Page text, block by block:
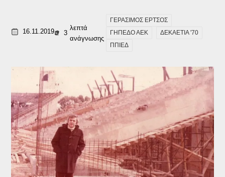
16.11.2019 3
λεπτά
ανάγνωσης
ΓΕΡΑΣΙΜΟΣ ΕΡΤΣΟΣ
ΓΗΠΕΔΟ ΑΕΚ
ΔΕΚΑΕΤΙΑ '70
ΠΠΙΕΔ